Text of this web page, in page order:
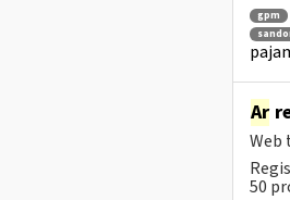
gpm
Ar
Web
50